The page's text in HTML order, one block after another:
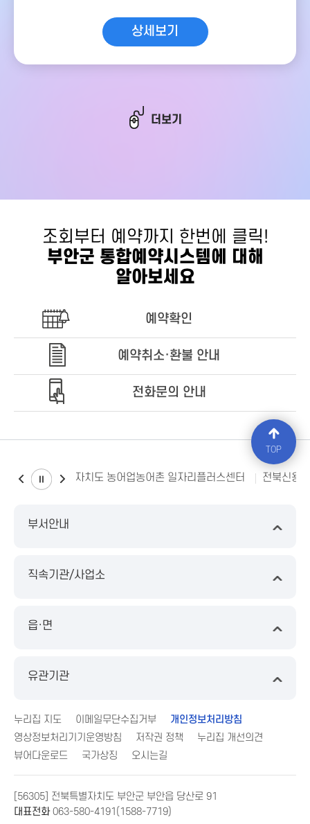
상세보기
더보기
조회부터 예약까지 한번에 클릭!
부안군 통합예약시스템에 대해
알아보세요
예약확인
예약취소·환불 안내
전화문의 안내
전북특별자치도 농어업농어촌 일자리플러스센터 전북신용
부서안내
직속기관/사업소
읍·면
유관기관
누리집 지도 이메일무단수집거부
개인정보처리방침
영상정보처리기기운영방침
저작권 정책
누리집 개선의견
뷰어다운로드
국가상징 오시는길
[56305] 전북특별자치도 부안군 부안읍 당산로 91
대표전화063-580-4191(1588-7719)
TOP